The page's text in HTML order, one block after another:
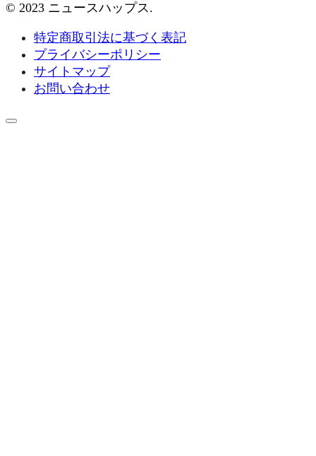
© 2023 ニュースハップス.
特定商取引法に基づく表記
プライバシーポリシー
サイトマップ
お問い合わせ